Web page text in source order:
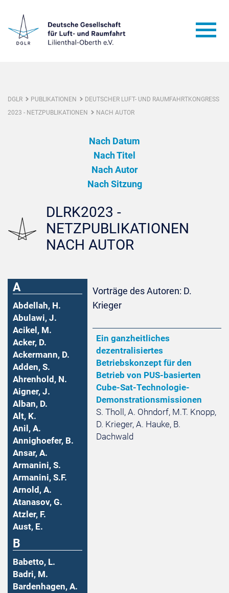
DGLR PUBLIKATIONEN
DEUTSCHER LUFT- UND RAUMFAHRTKONGRESS
2023 - NETZPUBLIKATIONEN
NACH AUTOR
Nach Datum
Nach Titel
Nach Autor
Nach Sitzung
DLRK2023 -
NETZPUBLIKATIONEN
NACH AUTOR
A
Abdellah, H.
Abulawi, J.
Acikel, M.
Acker, D.
Ackermann, D.
Adden, S.
Ahrenhold, N.
Aigner, J.
Alban, D.
Alt, K.
Anil, A.
Annighoefer, B.
Ansar, A.
Armanini, S.
Armanini, S.F.
Arnold, A.
Atanasov, G.
Atzler, F.
Aust, E.
B
Babetto, L.
Badri, M.
Bardenhagen, A.
Vorträge des Autoren: D.
Krieger
Ein ganzheitliches
dezentralisiertes
Betriebskonzept für den
Betrieb von PUS-basierten
Cube-Sat-Technologie-
Demonstrationsmissionen
S. Tholl, A. Ohndorf, M.T. Knopp,
D. Krieger, A. Hauke, B.
Dachwald